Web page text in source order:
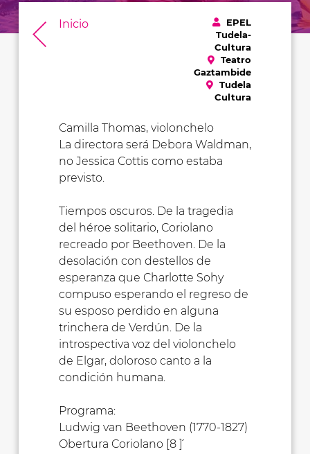
Inicio
EPEL
Tudela-
Cultura
Teatro
Gaztambide
Tudela
Cultura
Camilla Thomas, violonchelo
La directora será Debora Waldman,
no Jessica Cottis como estaba
previsto.
Tiempos oscuros. De la tragedia
del héroe solitario, Coriolano
recreado por Beethoven. De la
desolación con destellos de
esperanza que Charlotte Sohy
compuso esperando el regreso de
su esposo perdido en alguna
trinchera de Verdún. De la
introspectiva voz del violonchelo
de Elgar, doloroso canto a la
condición humana.
Programa:
Ludwig van Beethoven (1770-1827)
Obertura Coriolano [8 ´]